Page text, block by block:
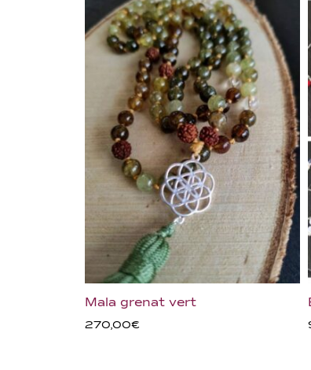
Mala grenat vert
270,00€